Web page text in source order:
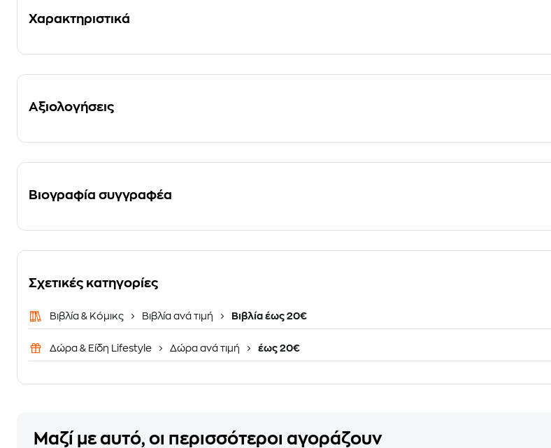
Χαρακτηριστικά
Αξιολογήσεις
Βιογραφία συγγραφέα
Σχετικές κατηγορίες
Βιβλία & Κόμικς Βιβλία ανά τιμή Βιβλία έως 20€
Δώρα & Είδη Lifestyle Δώρα ανά τιμή έως 20€
Μαζί με αυτό, οι περισσότεροι αγοράζουν